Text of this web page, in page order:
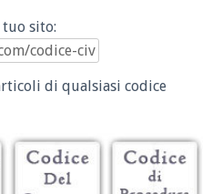
sito:
di qualsiasi codice